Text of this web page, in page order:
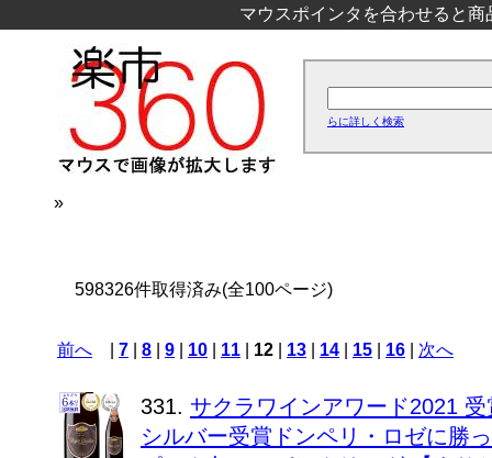
マウスポインタを合わせると
らに詳しく検索
»
598326件取得済み(全100ページ)
前へ 7 8 9 10 11 12 13 14 15 16 次へ
331. サクラワインアワード2021
シルバー受賞ドンペリ・ロゼに勝